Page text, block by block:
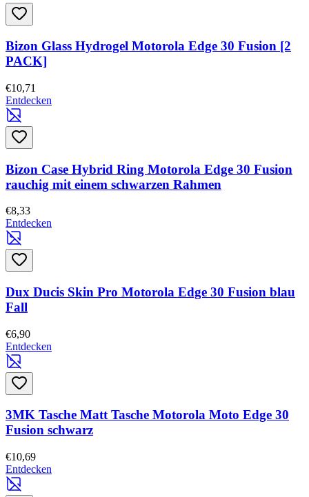
Bizon Glass Hydrogel Motorola Edge 30 Fusion [2
PACK]
€10,71
Entdecken
Bizon Case Hybrid Ring Motorola Edge 30 Fusion
rauchig mit einem schwarzen Rahmen
€8,33
Entdecken
Dux Ducis Skin Pro Motorola Edge 30 Fusion blau
Fall
€6,90
Entdecken
3MK Tasche Matt Tasche Motorola Moto Edge 30
Fusion schwarz
€10,69
Entdecken